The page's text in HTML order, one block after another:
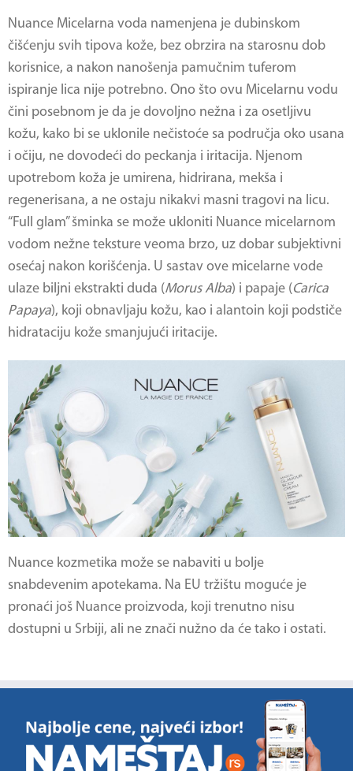
Nuance Micelarna voda namenjena je dubinskom
čišćenju svih tipova kože, bez obrzira na starosnu dob
korisnice, a nakon nanošenja pamučnim tuferom
ispiranje lica nije potrebno. Ono što ovu Micelarnu vodu
čini posebnom je da je dovoljno nežna i za osetljivu
kožu, kako bi se uklonile nečistoće sa područja oko usana
i očiju, ne dovodeći do peckanja i iritacija. Njenom
upotrebom koža je umirena, hidrirana, mekša i
regenerisana, a ne ostaju nikakvi masni tragovi na licu.
“Full glam” šminka se može ukloniti Nuance micelarnom
vodom nežne teksture veoma brzo, uz dobar subjektivni
osećaj nakon korišćenja. U sastav ove micelarne vode
ulaze biljni ekstrakti duda (Morus Alba) i papaje (Carica
Papaya), koji obnavljaju kožu, kao i alantoin koji podstiče
hidrataciju kože smanjujući iritacije.
Nuance kozmetika može se nabaviti u bolje
snabdevenim apotekama. Na EU tržištu moguće je
pronaći još Nuance proizvoda, koji trenutno nisu
dostupni u Srbiji, ali ne znači nužno da će tako i ostati.